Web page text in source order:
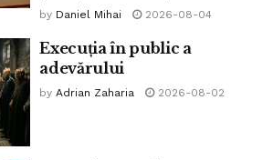
by Daniel Mihai 2026-08-04
Execuția în public a
adevărului
by Adrian Zaharia 2026-08-02